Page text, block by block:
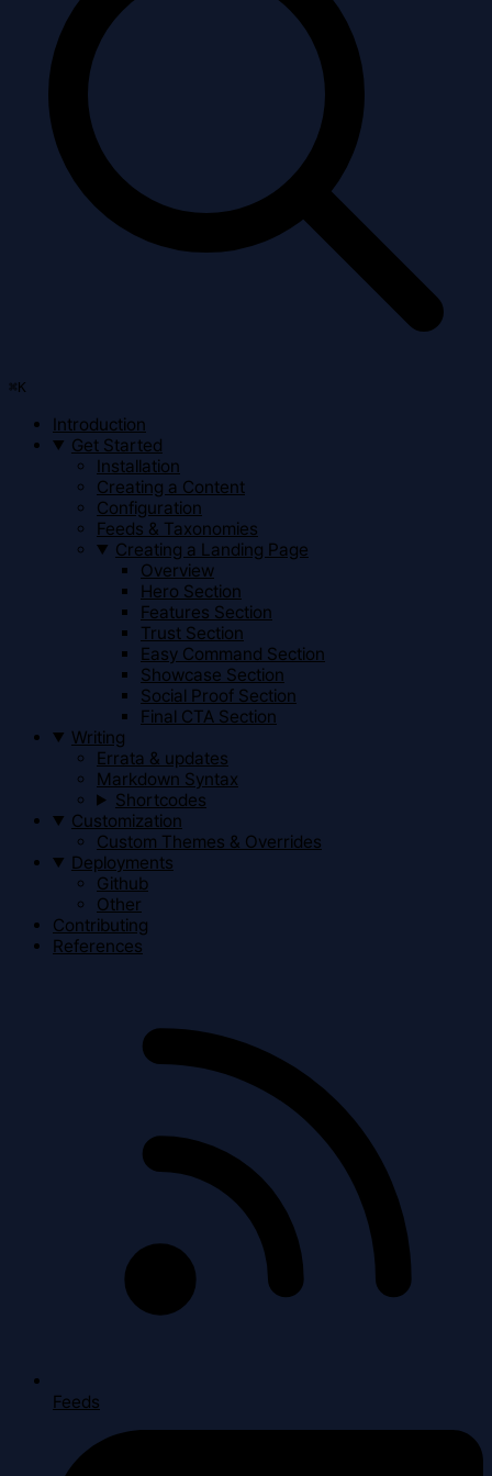
⌘K
Introduction
Get Started
Installation
Creating a Content
Configuration
Feeds & Taxonomies
Creating a Landing Page
Overview
Hero Section
Features Section
Trust Section
Easy Command Section
Showcase Section
Social Proof Section
Final CTA Section
Writing
Errata & updates
Markdown Syntax
Shortcodes
Customization
Custom Themes & Overrides
Deployments
Github
Other
Contributing
References
Feeds